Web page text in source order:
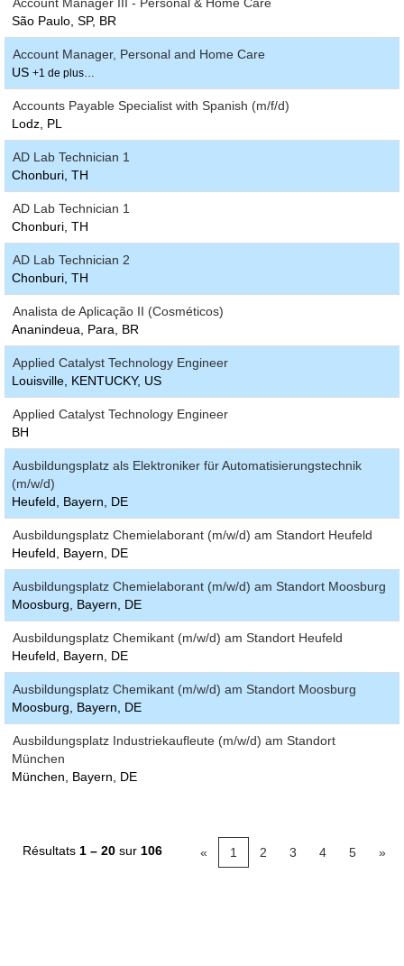
São Paulo, SP, BR
Account Manager, Personal and Home Care
US +1 de plus…
Accounts Payable Specialist with Spanish (m/f/d)
Lodz, PL
AD Lab Technician 1
Chonburi, TH
AD Lab Technician 1
Chonburi, TH
AD Lab Technician 2
Chonburi, TH
Analista de Aplicação II (Cosméticos)
Ananindeua, Para, BR
Applied Catalyst Technology Engineer
Louisville, KENTUCKY, US
Applied Catalyst Technology Engineer
BH
Ausbildungsplatz als Elektroniker für Automatisierungstechnik
(m/w/d)
Heufeld, Bayern, DE
Ausbildungsplatz Chemielaborant (m/w/d) am Standort Heufeld
Heufeld, Bayern, DE
Ausbildungsplatz Chemielaborant (m/w/d) am Standort Moosburg
Moosburg, Bayern, DE
Ausbildungsplatz Chemikant (m/w/d) am Standort Heufeld
Heufeld, Bayern, DE
Ausbildungsplatz Chemikant (m/w/d) am Standort Moosburg
Moosburg, Bayern, DE
Ausbildungsplatz Industriekaufleute (m/w/d) am Standort
München
München, Bayern, DE
Résultats 1 – 20 sur 106 « 1 2 3 4 5 »